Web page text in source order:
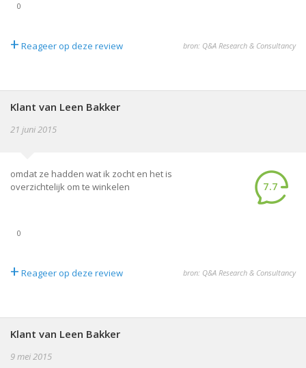
0
+ Reageer op deze review bron: Q&A Research & Consultancy
Klant van Leen Bakker
21 juni 2015
omdat ze hadden wat ik zocht en het is
overzichtelijk om te winkelen
7.7
0
+ Reageer op deze review bron: Q&A Research & Consultancy
Klant van Leen Bakker
9 mei 2015